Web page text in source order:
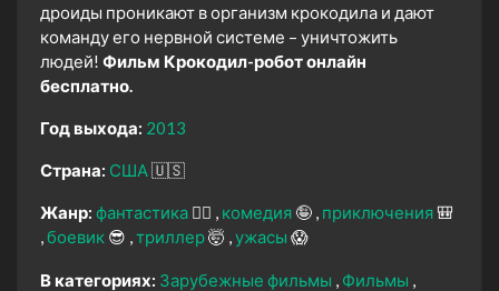
дроиды проникают в организм крокодила и дают
команду его нервной системе – уничтожить
людей! Фильм Крокодил-робот онлайн
бесплатно.
Год выхода: 2013
Страна: США🇺🇸
Жанр: фантастика 🧙‍♀️ комедия 🤪 приключения 🎒
боевик 😎 триллер🤯 ужасы 😱
В категориях: Зарубежные фильмы
Фильмы